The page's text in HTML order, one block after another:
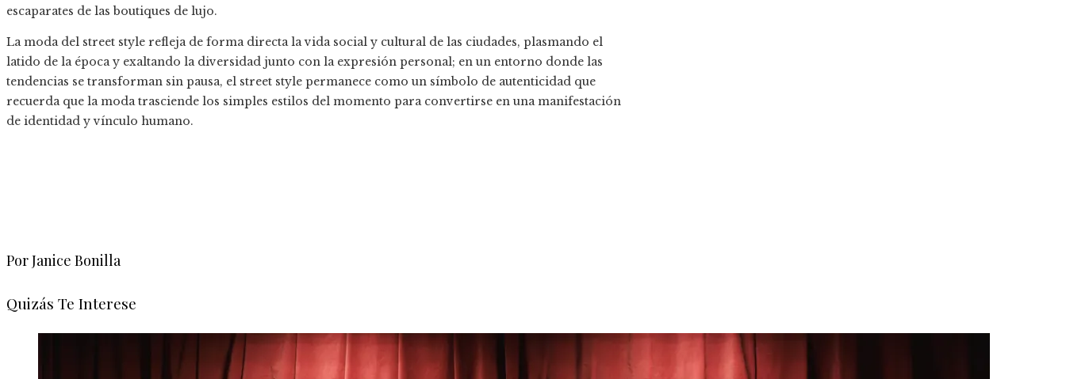
escaparates de las boutiques de lujo.
La moda del street style refleja de forma directa la vida social y cultural de las ciudades, plasmando el
latido de la época y exaltando la diversidad junto con la expresión personal; en un entorno donde las
tendencias se transforman sin pausa, el street style permanece como un símbolo de autenticidad que
recuerda que la moda trasciende los simples estilos del momento para convertirse en una manifestación
de identidad y vínculo humano.
Por Janice Bonilla
Quizás Te Interese